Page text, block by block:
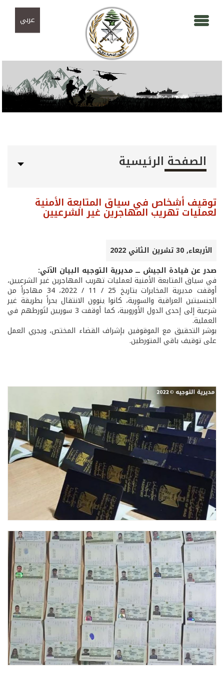
عربي
الصفحة الرئيسية
توقيف أشخاص في سياق المتابعة الأمنية
لعمليات تهريب المهاجرين غير الشرعيين
الأربعاء, 30 تشرين الثاني 2022
صدر عن قيادة الجيش ـــ مديرية التوجيه البيان الآتي:
في سياق المتابعة الأمنية لعمليات تهريب المهاجرين غير الشرعيين،
أوقفت مديرية المخابرات بتاريخ 25 / 11 / 2022، 34 مهاجراً من
الجنسيتين العراقية والسورية، كانوا ينوون الانتقال بحراً بطريقة غير
شرعية إلى إحدى الدول الأوروبية، كما أوقفت 3 سوريين لتَورطهم في
العملية.
بوشر التحقيق مع الموقوفين بإشراف القضاء المختص، ويجري العمل
على توقيف باقي المتورطين.